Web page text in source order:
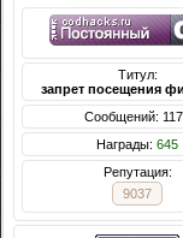
Титул:
запрет посещения
Сообщений:
Награды: 645
Репутация:
9037